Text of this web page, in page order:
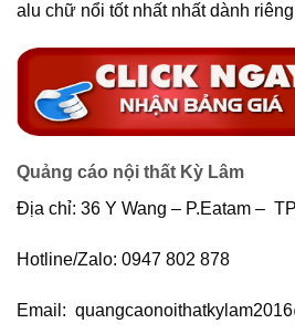
alu chữ nổi tốt nhất nhất dành
Quảng cáo nội thất Kỳ Lâm
Địa chỉ: 36 Y Wang – P.Eatam –
Hotline/Zalo: 0947 802 878
Email: